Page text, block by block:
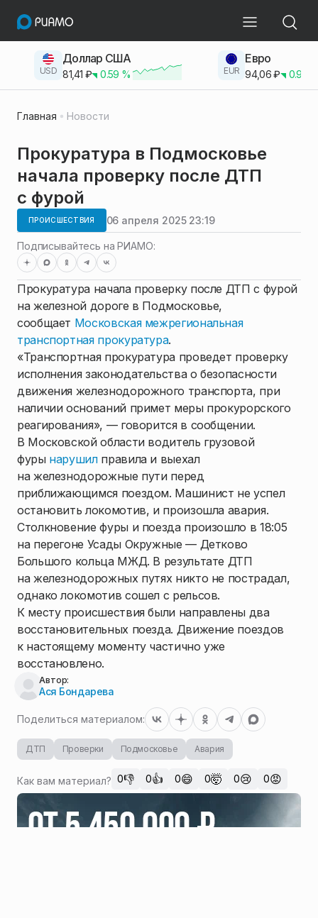
USD
Доллар США
81,41 ₽ 0.59 % EUR
Евро
94,06₽ 0.93
Главная Новости
Прокуратура в Подмосковье
начала проверку после ДТП
с фурой
ПРОИСШЕСТВИЯ 06 апреля 2025 23:19
Подписывайтесь на РИАМО:
Прокуратура начала проверку после ДТП с фурой
на железной дороге в Подмосковье,
сообщает Московская межрегиональная
транспортная прокуратура.
«Транспортная прокуратура проведет проверку
исполнения законодательства о безопасности
движения железнодорожного транспорта, при
наличии оснований примет меры прокурорского
реагирования», — говорится в сообщении.
В Московской области водитель грузовой
фуры нарушил правила и выехал
на железнодорожные пути перед
приближающимся поездом. Машинист не успел
остановить локомотив, и произошла авария.
Столкновение фуры и поезда произошло в 18:05
на перегоне Усады Окружные — Детково
Большого кольца МЖД. В результате ДТП
на железнодорожных путях никто не пострадал,
однако локомотив сошел с рельсов.
К месту происшествия были направлены два
восстановительных поезда. Движение поездов
к настоящему моменту частично уже
восстановлено.
Автор:
Ася Бондарева
Поделиться материалом:
ДТП Проверки Подмосковье Авария
Как вам материал? 0👎 0👍 0😄 0🤯 0😢 0😡